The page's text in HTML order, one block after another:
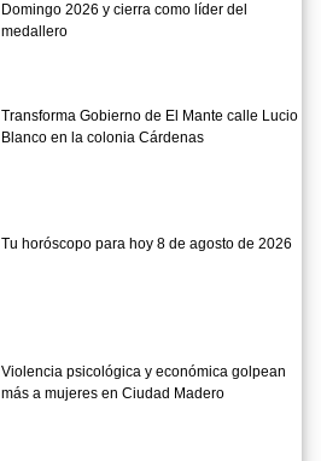
Domingo 2026 y cierra como líder del
medallero
Transforma Gobierno de El Mante calle Lucio
Blanco en la colonia Cárdenas
Tu horóscopo para hoy 8 de agosto de 2026
Violencia psicológica y económica golpean
más a mujeres en Ciudad Madero